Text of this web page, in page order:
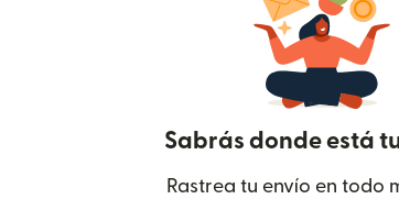
Sabrás donde está
Rastrea tu envío en todo